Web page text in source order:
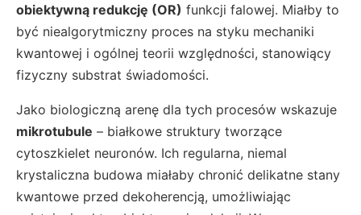
obiektywną redukcję (OR) funkcji falowej. Miałby to
być niealgorytmiczny proces na styku mechaniki
kwantowej i ogólnej teorii względności, stanowiący
fizyczny substrat świadomości.
Jako biologiczną arenę dla tych procesów wskazuje
mikrotubule – białkowe struktury tworzące
cytoszkielet neuronów. Ich regularna, niemal
krystaliczna budowa miałaby chronić delikatne stany
kwantowe przed dekoherencją, umożliwiając